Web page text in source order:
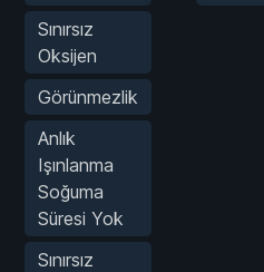
Sınırsız
Oksijen
Görünmezlik
Anlık
Işınlanma
Soğuma
Süresi Yok
Sınırsız